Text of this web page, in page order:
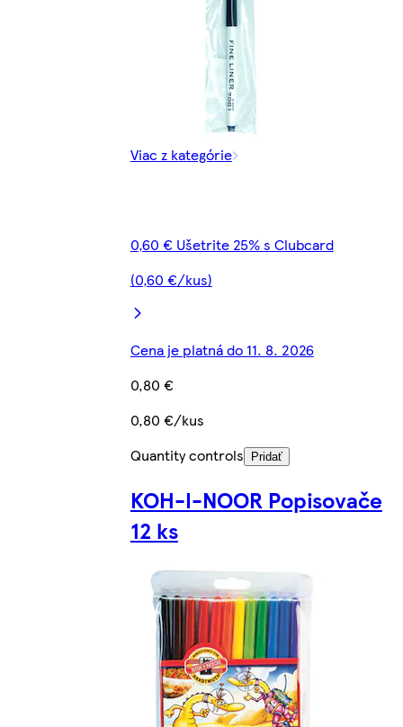
Viac z kategórie
0,60 € Ušetrite 25% s Clubcard
(0,60 €/kus)
Cena je platná do 11. 8. 2026
0,80 €
0,80 €/kus
Quantity controls
Pridať
KOH-I-NOOR Popisovače
12 ks